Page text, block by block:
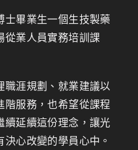
士畢業生一個生技製藥
從業人員實務培訓課
職涯規劃、就業建議以
階服務，也希望從課程
續延續這份理念，讓光
心改變的學員心中。